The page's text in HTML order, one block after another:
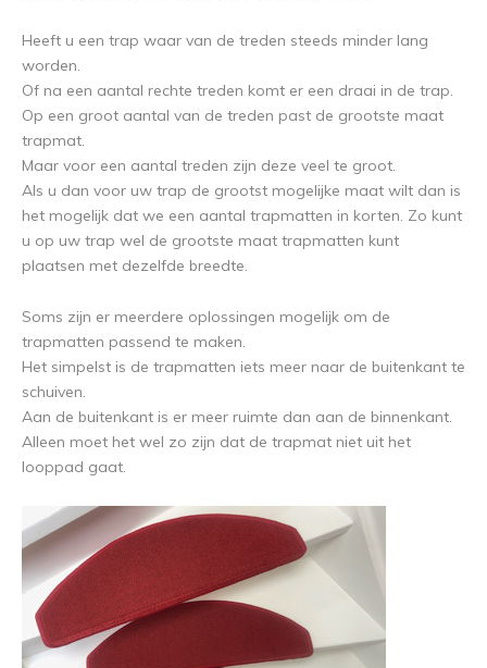
Heeft u een trap waar van de treden steeds minder lang
worden.
Of na een aantal rechte treden komt er een draai in de trap.
Op een groot aantal van de treden past de grootste maat
trapmat.
Maar voor een aantal treden zijn deze veel te groot.
Als u dan voor uw trap de grootst mogelijke maat wilt dan is
het mogelijk dat we een aantal trapmatten in korten. Zo kunt
u op uw trap wel de grootste maat trapmatten kunt
plaatsen met dezelfde breedte.
Soms zijn er meerdere oplossingen mogelijk om de
trapmatten passend te maken.
Het simpelst is de trapmatten iets meer naar de buitenkant te
schuiven.
Aan de buitenkant is er meer ruimte dan aan de binnenkant.
Alleen moet het wel zo zijn dat de trapmat niet uit het
looppad gaat.